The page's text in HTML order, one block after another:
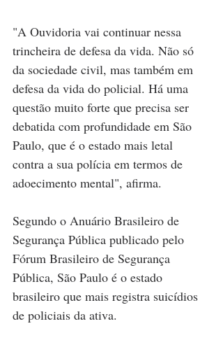
"A Ouvidoria vai continuar nessa
trincheira de defesa da vida. Não só
da sociedade civil, mas também em
defesa da vida do policial. Há uma
questão muito forte que precisa ser
debatida com profundidade em São
Paulo, que é o estado mais letal
contra a sua polícia em termos de
adoecimento mental", afirma.
Segundo o Anuário Brasileiro de
Segurança Pública publicado pelo
Fórum Brasileiro de Segurança
Pública, São Paulo é o estado
brasileiro que mais registra suicídios
de policiais da ativa.